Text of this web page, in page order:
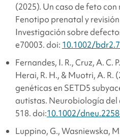
(2025). Un caso de feto
Fenotipo prenatal y
Investigación sobre
e70003. doi: 10.1002/
Fernandes, I. R., Cruz, A. C.
Herai, R. H., & Muotri, A. R.
genéticas en SETD5
autistas. Neurobiología del
518. doi:10.1002/
Luppino, G., Wasniewska,